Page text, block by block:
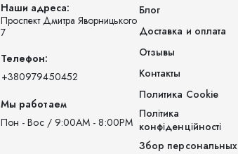
Наши адреса:
Проспект Дмитра Яворницького
7
Телефон:
‪+380979450452‬
Мы работаем
Пон - Вос / 9:00AM - 8:00PM
Блог
Доставка и оплата
Отзывы
Контакты
Политика Cookie
Політика
конфіденційності
Збор персональных